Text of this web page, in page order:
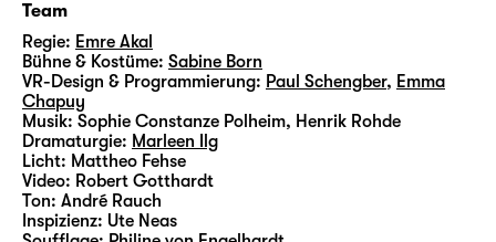
Münchner Kammerspielen, am Maxim Gorki
Theater Berlin, Thalia Theater Hamburg,
Schauspiel Leipzig und in der freien Szene in
München, Stuttgart und Wien zu sehen. Für
seinen Theatertext „ Hotel Pink Lulu — Die
Ersatzwelt“ erhielt er 2020 den exil-
Dramatiker*innenpreis der WIENER
WORTSTAETTEN. Als Regisseur wurde er
2020 mit dem Förderpreis für Theater der
Team
Regie: Emre Akal
Bühne & Kostüme: Sabine Born
VR-Design & Programmierung: Paul Schengber, Emma
Chapuy
Musik: Sophie Constanze Polheim, Henrik Rohde
Dramaturgie: Marleen Ilg
Licht: Mattheo Fehse
Video: Robert Gotthardt
Ton: André Rauch
Inspizienz: Ute Neas